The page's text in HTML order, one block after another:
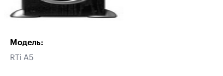
Модель:
RTi A5